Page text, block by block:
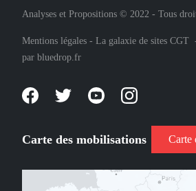
Analyses et Propositions © 2022 - Tous
Mentions légales - La galaxie de sites CGT
par bluedrop.fr
Carte des mobilisations Carte